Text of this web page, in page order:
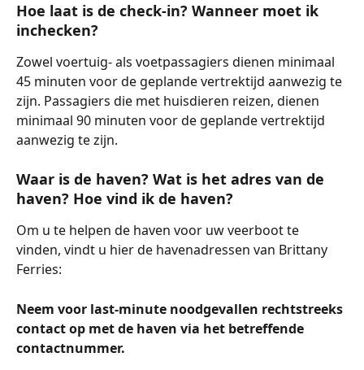
Hoe laat is de check-in? Wanneer moet ik
inchecken?
Zowel voertuig- als voetpassagiers dienen minimaal
45 minuten voor de geplande vertrektijd aanwezig te
zijn. Passagiers die met huisdieren reizen, dienen
minimaal 90 minuten voor de geplande vertrektijd
aanwezig te zijn.
Waar is de haven? Wat is het adres van de
haven? Hoe vind ik de haven?
Om u te helpen de haven voor uw veerboot te
vinden, vindt u hier de havenadressen van Brittany
Ferries:
Neem voor last-minute noodgevallen rechtstreeks
contact op met de haven via het betreffende
contactnummer.